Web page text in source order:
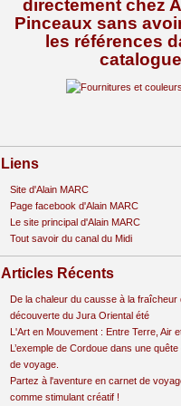
directement chez
Pinceaux sans
les références
Liens
Site d'Alain MARC
Page facebook d'Alain MARC
Le site principal d'Alain MARC
Tout savoir du canal du Midi
Articles Récents
De la chaleur du causse à la fraîcheur
découverte du Jura Oriental été
L'Art en Mouvement : Entre Terre, Air
L’exemple de Cordoue dans une
de voyage.
Partez à l'aventure en carnet de
comme stimulant créatif !